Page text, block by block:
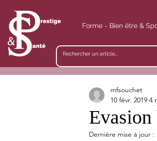
Forme - Bien être &
mfsouchet
10 févr. 2019 4
Dernière mise à jour :